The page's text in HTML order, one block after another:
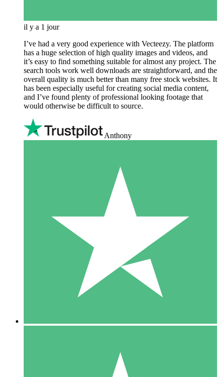
il y a 1 jour
I’ve had a very good experience with Vecteezy. The platform
has a huge selection of high quality images and videos, and
it’s easy to find something suitable for almost any project. The
search tools work well downloads are straightforward, and the
overall quality is much better than many free stock websites. It
has been especially useful for creating social media content,
and I’ve found plenty of professional looking footage that
would otherwise be difficult to source.
Anthony